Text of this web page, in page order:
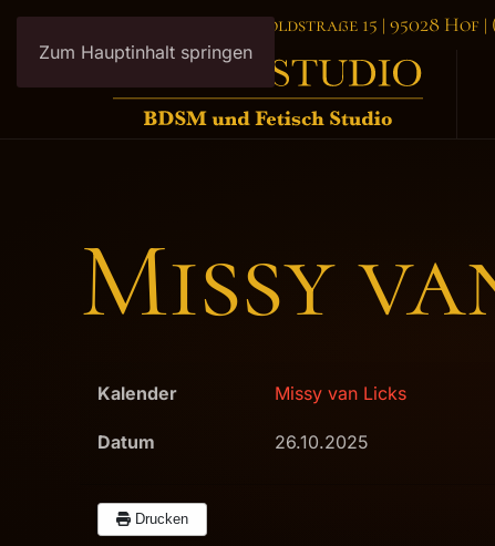
Zum Hauptinhalt springen
Bizarr Studio Hof - Luitpoldstraße 15 | 95028 Hof
Missy
Kalender Missy van Licks
Datum 26.10.2025
Drucken